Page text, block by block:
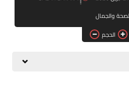
التكنولوجيا والصحة
قسم الأطفال
معلومة عامة
والجمال
الحجم